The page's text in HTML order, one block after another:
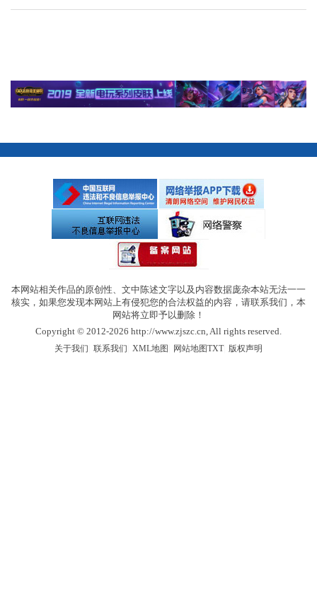
本网站相关作品的原创性、文中陈述文字以及内容数据庞杂本站无法一一
核实，如果您发现本网站上有侵犯您的合法权益的内容，请联系我们，本
网站将立即予以删除！
Copyright © 2012-2026 http://www.zjszc.cn, All rights reserved.
关于我们 联系我们 XML地图 网站地图TXT| 版权声明